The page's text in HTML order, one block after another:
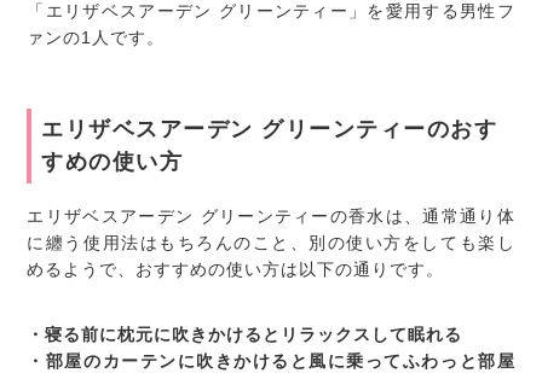
「エリザベスアーデン グリーンティー」を愛用する男性フ
ァンの1人です。
エリザベスアーデン グリーンティーのおす
すめの使い方
エリザベスアーデン グリーンティーの香水は、通常通り体
に纏う使用法はもちろんのこと、別の使い方をしても楽し
めるようで、おすすめの使い方は以下の通りです。
・寝る前に枕元に吹きかけるとリラックスして眠れる
・部屋のカーテンに吹きかけると風に乗ってふわっと部屋